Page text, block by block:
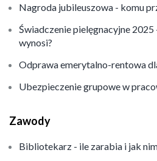
Nagroda jubileuszowa - komu
Świadczenie pielęgnacyjne 2025
wynosi?
Odprawa emerytalno-rentowa
Ubezpieczenie grupowe w
Zawody
Bibliotekarz - ile zarabia i jak